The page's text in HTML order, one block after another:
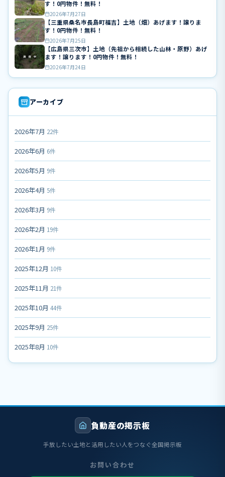
す！0円物件！無料！
2026年7月27日
【三重県桑名市長島町福吉】土地（畑）あげます！譲りま
す！0円物件！無料！
2026年7月25日
【広島県三次市】土地（先祖から相続した山林・原野）あげ
ます！譲ります！0円物件！無料！
2026年7月24日
アーカイブ
2026年7月 22件
2026年6月 6件
2026年5月 9件
2026年4月 5件
2026年3月 9件
2026年2月 19件
2026年1月 9件
2025年12月 10件
2025年11月 21件
2025年10月 44件
2025年9月 25件
2025年8月 10件
負動産の掲示板
手放したい土地と活用したい人をつなぐ全国掲示板
お問い合わせ